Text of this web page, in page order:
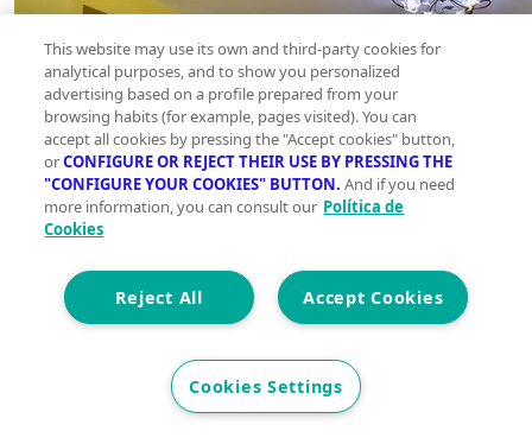
This website may use its own and third-party cookies for
analytical purposes, and to show you personalized
advertising based on a profile prepared from your
browsing habits (for example, pages visited). You can
accept all cookies by pressing the "Accept cookies" button,
orCONFIGURE OR REJECT THEIR USE BY PRESSING THE
"CONFIGURE YOUR COOKIES" BUTTON. And if you need
more information, you can consult our Política de
Cookies
Accept Cookies
Reject All
Cookies Settings